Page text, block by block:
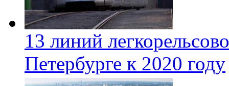
13 линий
Петербурге к 2020 году